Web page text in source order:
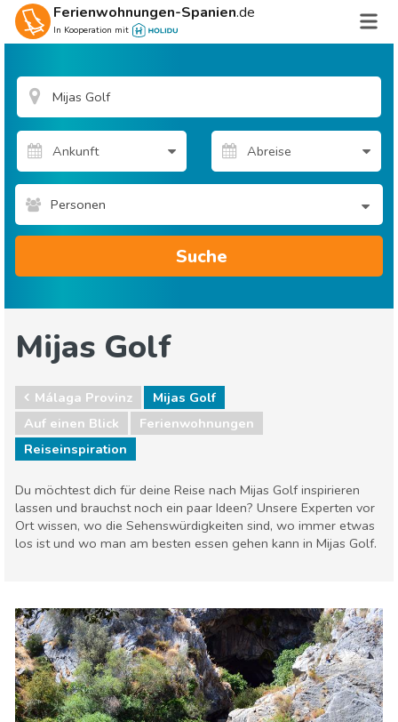
Ferienwohnungen-Spanien.de
In Kooperation mit
Personen
Suche
Mijas Golf
Málaga Provinz
Mijas Golf
Auf einen Blick
Ferienwohnungen
Reiseinspiration
Du möchtest dich für deine Reise nach Mijas Golf inspirieren
lassen und brauchst noch ein paar Ideen? Unsere Experten vor
Ort wissen, wo die Sehenswürdigkeiten sind, wo immer etwas
los ist und wo man am besten essen gehen kann in Mijas Golf.
Essen & Restaurants
Familienspaß
Lokale Veranstaltungen
Museen & Kunst
Nachtleben & Bars
Natur & Freizeit
Shoppen
Sport & Abenteuer
Strände Unterkunft